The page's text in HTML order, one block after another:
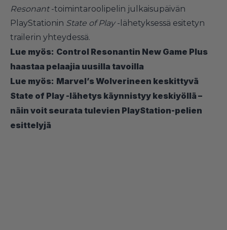
Resonant -toimintaroolipelin julkaisupäivän
PlayStationin State of Play-lähetyksessä esitetyn
trailerin yhteydessä.
Lue myös: Control Resonantin New Game Plus
haastaa pelaajia uusilla tavoilla
Lue myös: Marvel’s Wolverineen keskittyvä
State of Play -lähetys käynnistyy keskiyöllä –
näin voit seurata tulevien PlayStation-pelien
esittelyjä